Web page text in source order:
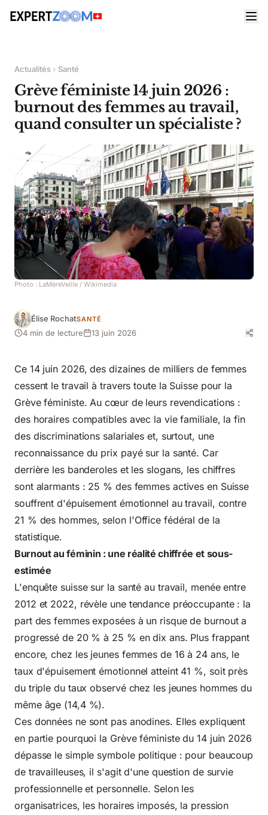
Actualités Santé
Grève féministe 14 juin 2026 :
burnout des femmes au travail,
quand consulter un spécialiste ?
Photo : LaMèreVeille / Wikimedia
Élise RochatSANTÉ
4 min de lecture 13 juin 2026
Ce 14 juin 2026, des dizaines de milliers de femmes
cessent le travail à travers toute la Suisse pour la
Grève féministe. Au cœur de leurs revendications :
des horaires compatibles avec la vie familiale, la fin
des discriminations salariales et, surtout, une
reconnaissance du prix payé sur la santé. Car
derrière les banderoles et les slogans, les chiffres
sont alarmants : 25 % des femmes actives en Suisse
souffrent d'épuisement émotionnel au travail, contre
21 % des hommes, selon l'Office fédéral de la
statistique.
Burnout au féminin : une réalité chiffrée et sous-
estimée
L'enquête suisse sur la santé au travail, menée entre
2012 et 2022, révèle une tendance préoccupante : la
part des femmes exposées à un risque de burnout a
progressé de 20 % à 25 % en dix ans. Plus frappant
encore, chez les jeunes femmes de 16 à 24 ans, le
taux d'épuisement émotionnel atteint 41 %, soit près
du triple du taux observé chez les jeunes hommes du
même âge (14,4 %).
Ces données ne sont pas anodines. Elles expliquent
en partie pourquoi la Grève féministe du 14 juin 2026
dépasse le simple symbole politique : pour beaucoup
de travailleuses, il s'agit d'une question de survie
professionnelle et personnelle. Selon les
organisatrices, les horaires imposés, la pression